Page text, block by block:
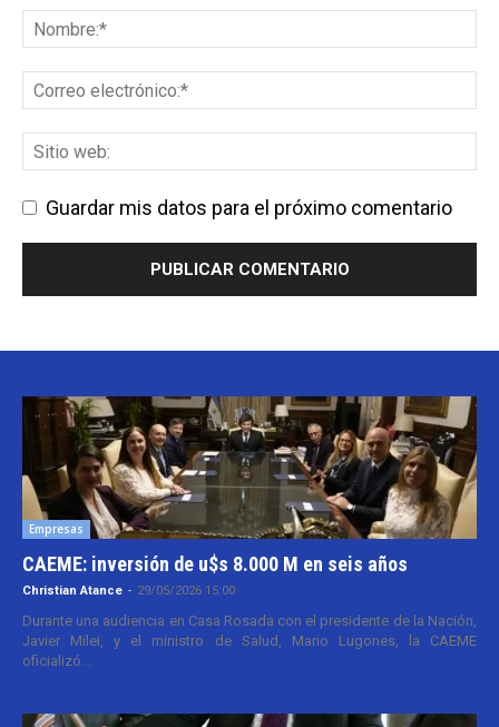
Guardar mis datos para el próximo comentario
Empresas
CAEME: inversión de u$s 8.000 M en seis años
Christian Atance - 29/05/2026 15:00
Durante una audiencia en Casa Rosada con el presidente de la Nación,
Javier Milei, y el ministro de Salud, Mario Lugones, la CAEME
oficializó...